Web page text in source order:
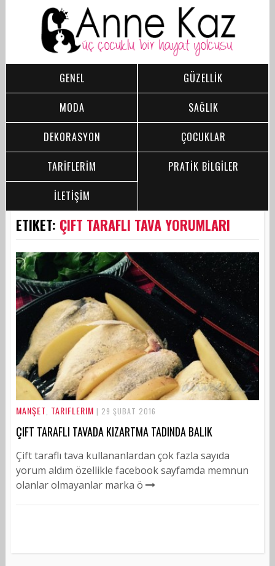
GENEL
GÜZELLİK
MODA
SAĞLIK
DEKORASYON
ÇOCUKLAR
TARİFLERİM
PRATİK BİLGİLER
İLETİŞİM
ETIKET: ÇIFT TARAFLI TAVA YORUMLARI
MANŞET TARIFLERIM | 29 ŞUBAT 2016
ÇIFT TARAFLI TAVADA KIZARTMA TADINDA BALIK
Çift taraflı tava kullananlardan çok fazla sayıda
yorum aldım özellikle facebook sayfamda memnun
olanlar olmayanlar marka ö